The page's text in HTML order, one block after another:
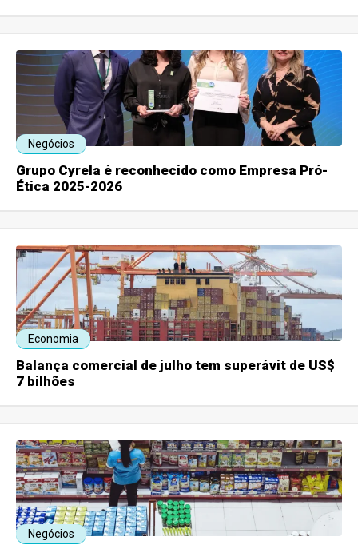
Negócios
Grupo Cyrela é reconhecido como Empresa Pró-
Ética 2025-2026
Economia
Balança comercial de julho tem superávit de US$
7 bilhões
Negócios